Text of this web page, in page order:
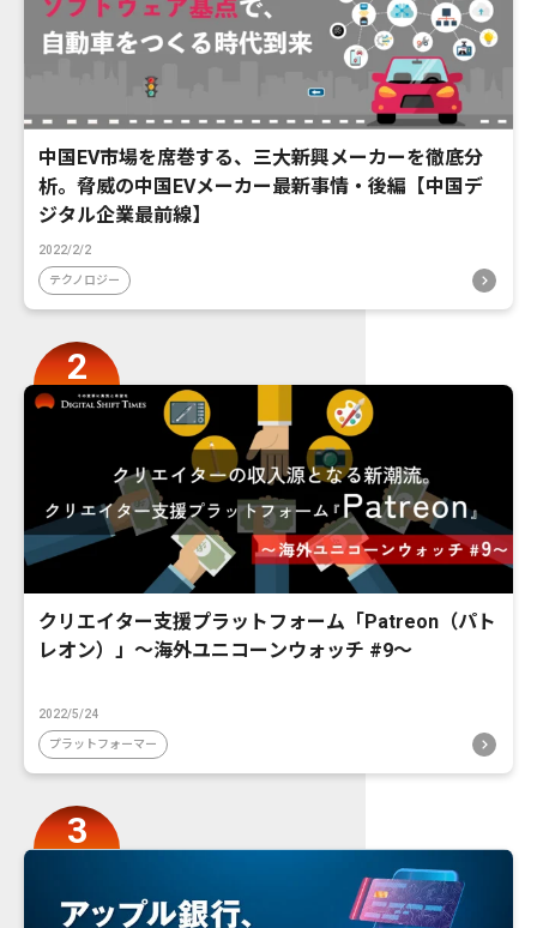
中国EV市場を席巻する、三大新興メーカーを徹底分
析。脅威の中国EVメーカー最新事情・後編【中国デ
ジタル企業最前線】
2022/2/2
テクノロジー
クリエイター支援プラットフォーム「Patreon（パト
レオン）」〜海外ユニコーンウォッチ #9〜
2022/5/24
プラットフォーマー